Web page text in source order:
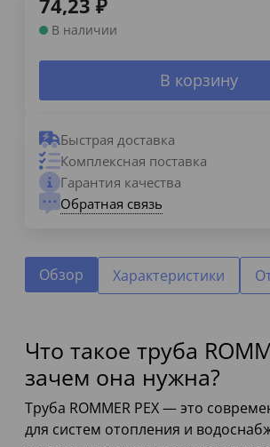
74,23 ₽
В наличии
В корзину
Быстрая доставка
Комплексная поставка
Гарантия качества
Обратная связь
Обзор Характеристики
Что такое труба
зачем она нужна?
Труба ROMMER PEX — это
для систем отопления и